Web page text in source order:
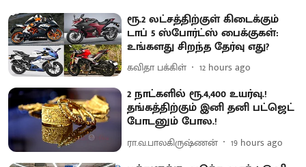
ரூ.2 லட்சத்திற்குள் கிடைக்கும்
டாப் 5 ஸ்போர்ட்ஸ் பைக்குகள்:
உங்களது சிறந்த தேர்வு எது?
கவிதா பக்கிள் 12 hours ago
2 நாட்களில் ரூ.4,400 உயர்வு.!
தங்கத்திற்கும் இனி தனி பட்ஜெட்
போடனும் போல.!
ரா.வ.பாலகிருஷ்ணன் 19 hours ago